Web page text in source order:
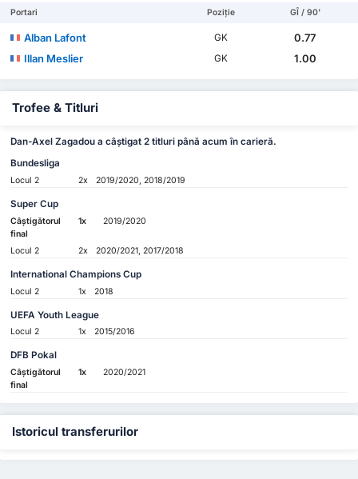
Portari Poziție GÎ / 90'
Alban Lafont GK
0.77
Illan Meslier
GK 1.00
Trofee & Titluri
Dan-Axel Zagadou a câștigat 2 titluri până acum în carieră.
Bundesliga
Locul 2 2x 2019/2020, 2018/2019
Super Cup
Câștigătorul
final
1x 2019/2020
Locul 2 2x 2020/2021, 2017/2018
International Champions Cup
Locul 2 1x 2018
UEFA Youth League
Locul 2 1x 2015/2016
DFB Pokal
Câștigătorul
final
1x 2020/2021
Istoricul transferurilor